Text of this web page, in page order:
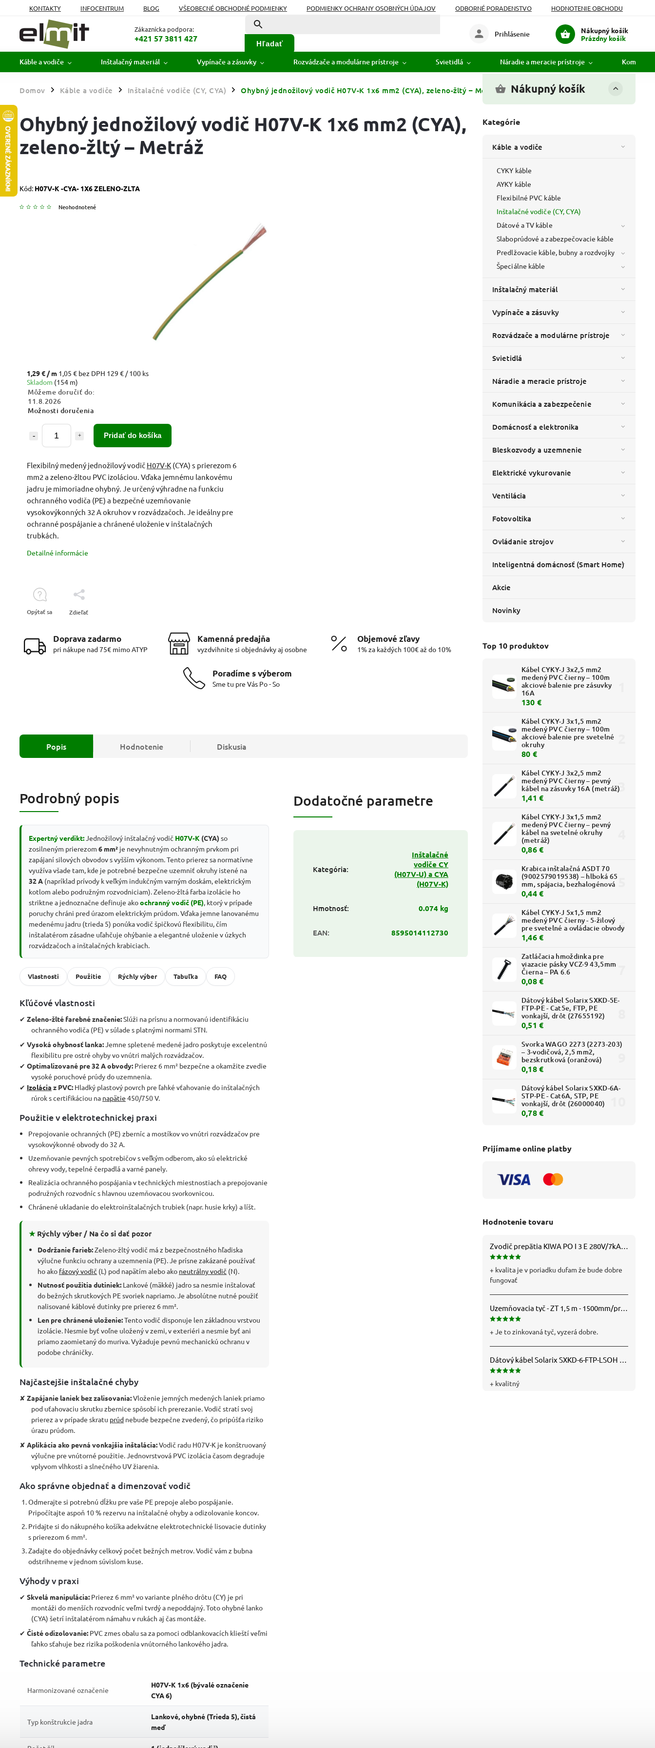
KONTAKTY INFOCENTRUM BLOG VŠEOBECNÉ OBCHODNÉ PODMIENKY PODMIENKY OCHRANY OSOBNÝCH ÚDAJOV ODBORNÉ PORADENSTVO
HODNOTENIE OBCHODU
MOJA OBJEDNÁVKA
Zákaznícka podpora:
+421 57 3811 427
Hľadať
Nákupný košík
Prázdny košík
Prihlásenie
Káble a vodiče Inštalačný materiál Vypínače a zásuvky Rozvádzače a modulárne prístroje Svietidlá Náradie a meracie prístroje
Domov / Káble a vodiče / Inštalačné vodiče (CY, CYA) / Ohybný jednožilový vodič H07V-K 1x6 mm2 (CYA), zeleno-žltý – Metráž Nákupný košík
Kategórie
Káble a vodiče
CYKY káble
AYKY káble
Flexibilné PVC káble
Inštalačné vodiče (CY, CYA)
Dátové a TV káble
Slaboprúdové a zabezpečovacie káble
Predlžovacie káble, bubny a rozdvojky
Špeciálne káble
Inštalačný materiál
Vypínače a zásuvky
Rozvádzače a modulárne prístroje
Svietidlá
Náradie a meracie prístroje
Komunikácia a zabezpečenie
Domácnosť a elektronika
Bleskozvody a uzemnenie
Elektrické vykurovanie
Ventilácia
Fotovoltika
Ovládanie strojov
Inteligentná domácnosť (Smart Home)
Akcie
Novinky
Top 10 produktov
Kábel CYKY-J 3x2,5 mm2
medený PVC čierny – 100m
akciové balenie pre zásuvky
16A
130 €
Kábel CYKY-J 3x1,5 mm2
medený PVC čierny – 100m
akciové balenie pre svetelné
okruhy
80 €
Kábel CYKY-J 3x2,5 mm2
medený PVC čierny – pevný
kábel na zásuvky 16A (metráž)
1,41 €
Kábel CYKY-J 3x1,5 mm2
medený PVC čierny – pevný
kábel na svetelné okruhy
(metráž)
0,86 €
Krabica inštalačná ASDT 70
(9002579019538) – hlboká 65
mm, spájacia, bezhalogénová
0,44 €
Kábel CYKY-J 5x1,5 mm2
medený PVC čierny - 5-žilový
pre svetelné a ovládacie obvody
1,46 €
Zatláčacia hmoždinka pre
viazacie pásky VCZ-9 43,5mm
Čierna – PA 6.6
0,08 €
Dátový kábel Solarix SXKD-5E-
FTP-PE - Cat5e, FTP, PE
vonkajší, drôt (27655192)
0,51 €
Svorka WAGO 2273 (2273-203)
– 3-vodičová, 2,5 mm2,
bezskrutková (oranžová)
0,18 €
Dátový kábel Solarix SXKD-6A-
STP-PE - Cat6A, STP, PE
vonkajší, drôt (26000040)
0,78 €
Prijímame online platby
Hodnotenie tovaru
+ kvalita je v poriadku dufam že bude dobre
fungovať
Uzemňovacia tyč - ZT 1,5 m - 1500mm/pr.25mm - Fe/Zn - f712112
+ Je to zinkovaná tyč, vyzerá dobre.
+ kvalitný
Ohybný jednožilový vodič H07V-K 1x6 mm2 (CYA),
zeleno-žltý – Metráž
Kód: H07V-K -CYA- 1X6 ZELENO-ZLTA
Neohodnotené
1,29 € / m 1,05 € bez DPH 129 € / 100 ks
Skladom (154 m)
Môžeme doručiť do:
11.8.2026
Možnosti doručenia
Pridať do košíka
Flexibilný medený jednožilový vodič H07V-K (CYA) s prierezom 6
mm2 a zeleno-žltou PVC izoláciou. Vďaka jemnému lankovému
jadru je mimoriadne ohybný. Je určený výhradne na funkciu
ochranného vodiča (PE) a bezpečné uzemňovanie
vysokovýkonných 32 A okruhov v rozvádzačoch. Je ideálny pre
ochranné pospájanie a chránené uloženie v inštalačných
trubkách.
Detailné informácie
Opýtať sa Zdieľať
Doprava zadarmo
pri nákupe nad 75€ mimo ATYP
Kamenná predajňa
vyzdvihnite si objednávky aj osobne
Objemové zľavy
1% za každých 100€ až do 10%
Poradíme s výberom
Sme tu pre Vás Po - So
Popis Hodnotenie Diskusia
Podrobný popis
Expertný verdikt: Jednožilový inštalačný vodič H07V-K (CYA) so
zosilneným prierezom 6 mm² je nevyhnutným ochranným prvkom pri
zapájaní silových obvodov s vyšším výkonom. Tento prierez sa normatívne
využíva všade tam, kde je potrebné bezpečne uzemniť okruhy istené na
32 A (napríklad prívody k veľkým indukčným varným doskám, elektrickým
kotlom alebo podružným rozvodniciam). Zeleno-žltá farba izolácie ho
striktne a jednoznačne definuje akoochranný vodič (PE) , ktorý v prípade
poruchy chráni pred úrazom elektrickým prúdom. Vďaka jemne lanovanému
medenému jadru (trieda 5) ponúka vodič špičkovú flexibilitu, čím
inštalatérom zásadne uľahčuje ohýbanie a elegantné uloženie v úzkych
rozvádzačoch a inštalačných krabiciach.
Vlastnosti Použitie Rýchly výber Tabuľka FAQ
Kľúčové vlastnosti
✔ Zeleno-žlté farebné značenie:Slúži na prísnu a normovanú identifikáciu
ochranného vodiča (PE) v súlade s platnými normami STN.
✔ Vysoká ohybnosť lanka: Jemne spletené medené jadro poskytuje excelentnú
flexibilitu pre ostré ohyby vo vnútri malých rozvádzačov.
✔ Optimalizované pre 32 A obvody: Prierez 6 mm² bezpečne a okamžite zvedie
vysoké poruchové prúdy do uzemnenia.
✔ Izolácia z PVC: Hladký plastový povrch pre ľahké vťahovanie do inštalačných
rúrok s certifikáciou na napätie 450/750 V.
Použitie v elektrotechnickej praxi
Prepojovanie ochranných (PE) zberníc a mostíkov vo vnútri rozvádzačov pre
vysokovýkonné obvody do 32 A.
Uzemňovanie pevných spotrebičov s veľkým odberom, ako sú elektrické
ohrevy vody, tepelné čerpadlá a varné panely.
Realizácia ochranného pospájania v technických miestnostiach a prepojovanie
podružných rozvodníc s hlavnou uzemňovacou svorkovnicou.
Chránené ukladanie do elektroinštalačných trubiek (napr. husie krky) a líšt.
★Rýchly výber / Na čo si dať pozor
Dodržanie farieb:Zeleno-žltý vodič má z bezpečnostného hľadiska
výlučne funkciu ochrany a uzemnenia (PE). Je prísne zakázané používať
ho ako fázový vodič (L) pod napätím alebo ako neutrálny vodič (N).
Nutnosť použitia dutiniek: Lankové (mäkké) jadro sa nesmie inštalovať
do bežných skrutkových PE svoriek napriamo. Je absolútne nutné použiť
nalisované káblové dutinky pre prierez 6 mm².
Len pre chránené uloženie:Tento vodič disponuje len základnou vrstvou
izolácie. Nesmie byť voľne uložený v zemi, v exteriéri a nesmie byť ani
priamo zaomietaný do muriva. Vyžaduje pevnú mechanickú ochranu v
podobe chráničky.
Najčastejšie inštalačné chyby
✘ Zapájanie laniek bez zalisovania:Vloženie jemných medených laniek priamo
pod uťahovaciu skrutku zbernice spôsobí ich prerezanie. Vodič stratí svoj
prierez a v prípade skratu prúd nebude bezpečne zvedený, čo pripúšťa riziko
úrazu prúdom.
✘ Aplikácia ako pevná vonkajšia inštalácia:Vodič radu H07V-K je konštruovaný
výlučne pre vnútorné použitie. Jednovrstvová PVC izolácia časom degraduje
vplyvom vlhkosti a slnečného UV žiarenia.
Ako správne objednať a dimenzovať vodič
Odmerajte si potrebnú dĺžku pre vaše PE prepoje alebo pospájanie.
Pripočítajte aspoň 10 % rezervu na inštalačné ohyby a odizolovanie koncov.
Pridajte si do nákupného košíka adekvátne elektrotechnické lisovacie dutinky
s prierezom 6 mm².
Zadajte do objednávky celkový počet bežných metrov. Vodič vám z bubna
odstrihneme v jednom súvislom kuse.
Výhody v praxi
✔ Skvelá manipulácia: Prierez 6 mm² vo variante plného drôtu (CY) je pri
montáži do menších rozvodníc veľmi tvrdý a nepoddajný. Toto ohybné lanko
(CYA) šetrí inštalatérom námahu v rukách aj čas montáže.
✔ Čisté odizolovanie: PVC zmes obalu sa za pomoci odblankovacích klieští veľmi
ľahko sťahuje bez rizika poškodenia vnútorného lankového jadra.
Technické parametre
Harmonizované označenie
H07V-K 1x6 (bývalé označenie
CYA 6)
Typ konštrukcie jadra
Lankové, ohybné (Trieda 5), čistá
meď
Dodatočné parametre
Kategória:
Inštalačné
vodiče CY
(H07V-U) a CYA
(H07V-K)
Hmotnosť: 0.074 kg
EAN: 8595014112730